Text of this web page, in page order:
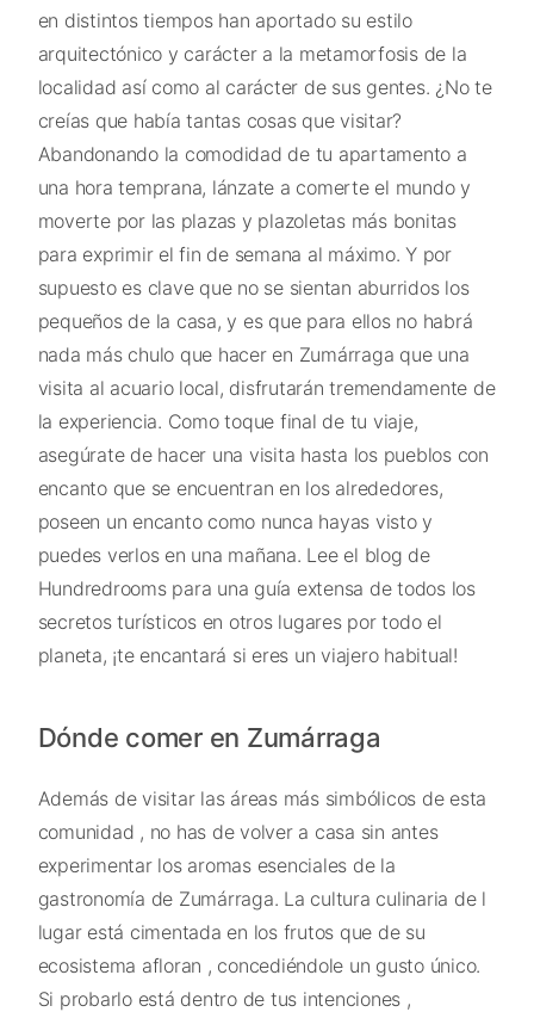
en distintos tiempos han aportado su estilo
arquitectónico y carácter a la metamorfosis de la
localidad así como al carácter de sus gentes. ¿No te
creías que había tantas cosas que visitar?
Abandonando la comodidad de tu apartamento a
una hora temprana, lánzate a comerte el mundo y
moverte por las plazas y plazoletas más bonitas
para exprimir el fin de semana al máximo. Y por
supuesto es clave que no se sientan aburridos los
pequeños de la casa, y es que para ellos no habrá
nada más chulo que hacer en Zumárraga que una
visita al acuario local, disfrutarán tremendamente de
la experiencia. Como toque final de tu viaje,
asegúrate de hacer una visita hasta los pueblos con
encanto que se encuentran en los alrededores,
poseen un encanto como nunca hayas visto y
puedes verlos en una mañana. Lee el blog de
Hundredrooms para una guía extensa de todos los
secretos turísticos en otros lugares por todo el
planeta, ¡te encantará si eres un viajero habitual!
Dónde comer en Zumárraga
Además de visitar las áreas más simbólicos de esta
comunidad , no has de volver a casa sin antes
experimentar los aromas esenciales de la
gastronomía de Zumárraga. La cultura culinaria de l
lugar está cimentada en los frutos que de su
ecosistema afloran , concediéndole un gusto único.
Si probarlo está dentro de tus intenciones ,